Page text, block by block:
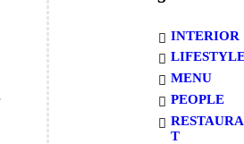
INTERIOR
MENU
PEOPLE
T